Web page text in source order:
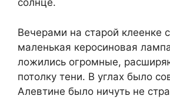
солнце.
Вечерами на старой клеенке
маленькая керосиновая
ложились огромные,
потолку тени. В углах было
Алевтине было ничуть не